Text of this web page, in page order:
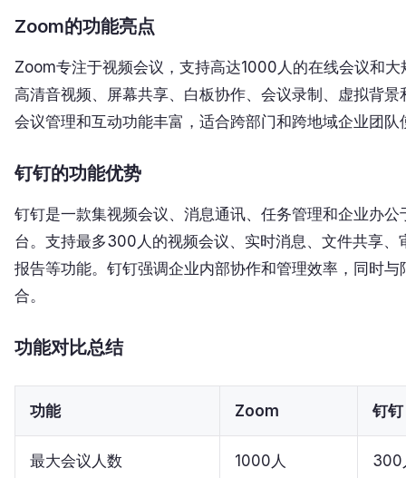
Zoom的功能亮点
Zoom专注于视频会议，支持高达1000人的在线会议和
高清音视频、屏幕共享、白板协作、会议录制、虚拟背
会议管理和互动功能丰富，适合跨部门和跨地域企业团队
钉钉的功能优势
钉钉是一款集视频会议、消息通讯、任务管理和企业办公
台。支持最多300人的视频会议、实时消息、文件共享、
报告等功能。钉钉强调企业内部协作和管理效率，同时与
合。
功能对比总结
功能 Zoom 钉钉
最大会议人数 1000人 300